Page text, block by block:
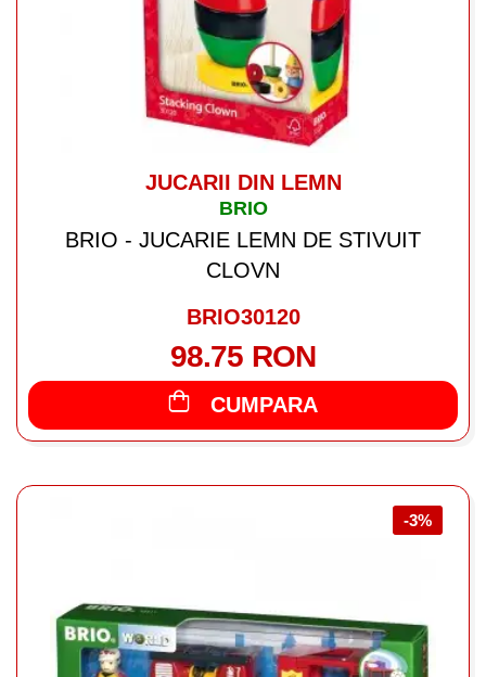
JUCARII DIN LEMN
BRIO
BRIO - JUCARIE LEMN DE STIVUIT
CLOVN
BRIO30120
98.75 RON
CUMPARA
-3%